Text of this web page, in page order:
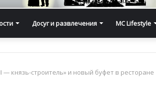
Досуг и развлечения MC Lifestyle
— князь-строитель» и новый буфет в ресторане